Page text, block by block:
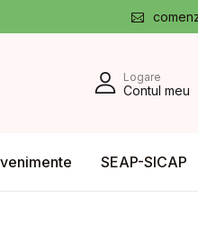
Logare
Contul meu
SEAP-SICAP